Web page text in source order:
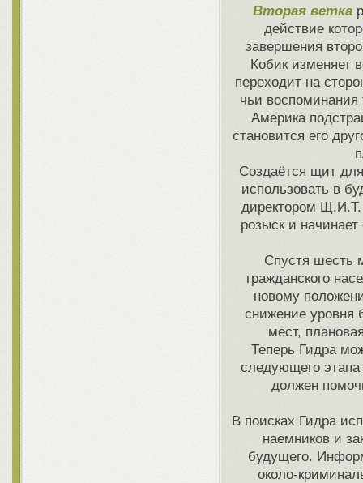
Вторая ветка
действие
завершения
Кобик изменяет
переходит на
чьи
Америка
становится его
Создаётся щит
использовать в
директором Щ.И.Т.
розыск и
Спустя шесть
гражданского
новому
снижение уровня
мест,
Теперь Гидра
следующего этапа
должен
В поисках Гидра
наемников и
будущего.
около-